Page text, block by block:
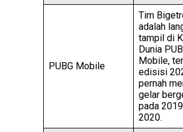
PUBG Mobile
Tim
adalah
tampil di
Dunia
Mobile,
edisisi
pernah
gelar
pada
2020.